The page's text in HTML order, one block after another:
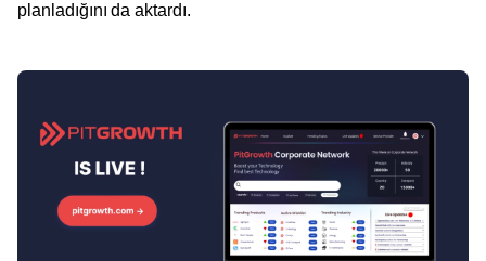
planladığını da aktardı.